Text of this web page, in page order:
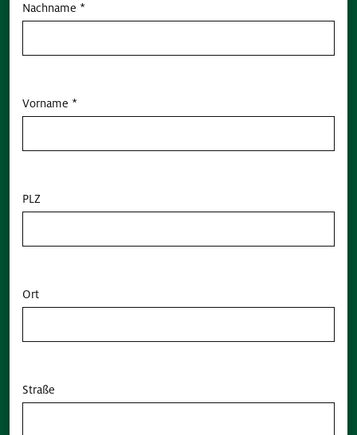
Nachname *
Vorname *
PLZ
Ort
Straße